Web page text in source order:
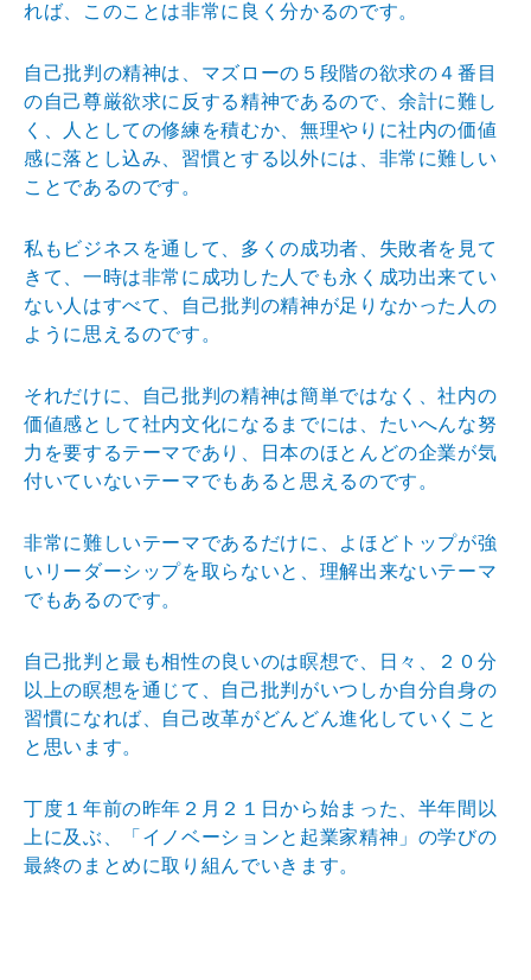
れば、このことは非常に良く分かるのです。
自己批判の精神は、マズローの５段階の欲求の４番目
の自己尊厳欲求に反する精神であるので、余計に難し
く、人としての修練を積むか、無理やりに社内の価値
感に落とし込み、習慣とする以外には、非常に難しい
ことであるのです。
私もビジネスを通して、多くの成功者、失敗者を見て
きて、一時は非常に成功した人でも永く成功出来てい
ない人はすべて、自己批判の精神が足りなかった人の
ように思えるのです。
それだけに、自己批判の精神は簡単ではなく、社内の
価値感として社内文化になるまでには、たいへんな努
力を要するテーマであり、日本のほとんどの企業が気
付いていないテーマでもあると思えるのです。
非常に難しいテーマであるだけに、よほどトップが強
いリーダーシップを取らないと、理解出来ないテーマ
でもあるのです。
自己批判と最も相性の良いのは瞑想で、日々、２０分
以上の瞑想を通じて、自己批判がいつしか自分自身の
習慣になれば、自己改革がどんどん進化していくこと
と思います。
丁度１年前の昨年２月２１日から始まった、半年間以
上に及ぶ、「イノベーションと起業家精神」の学びの
最終のまとめに取り組んでいきます。